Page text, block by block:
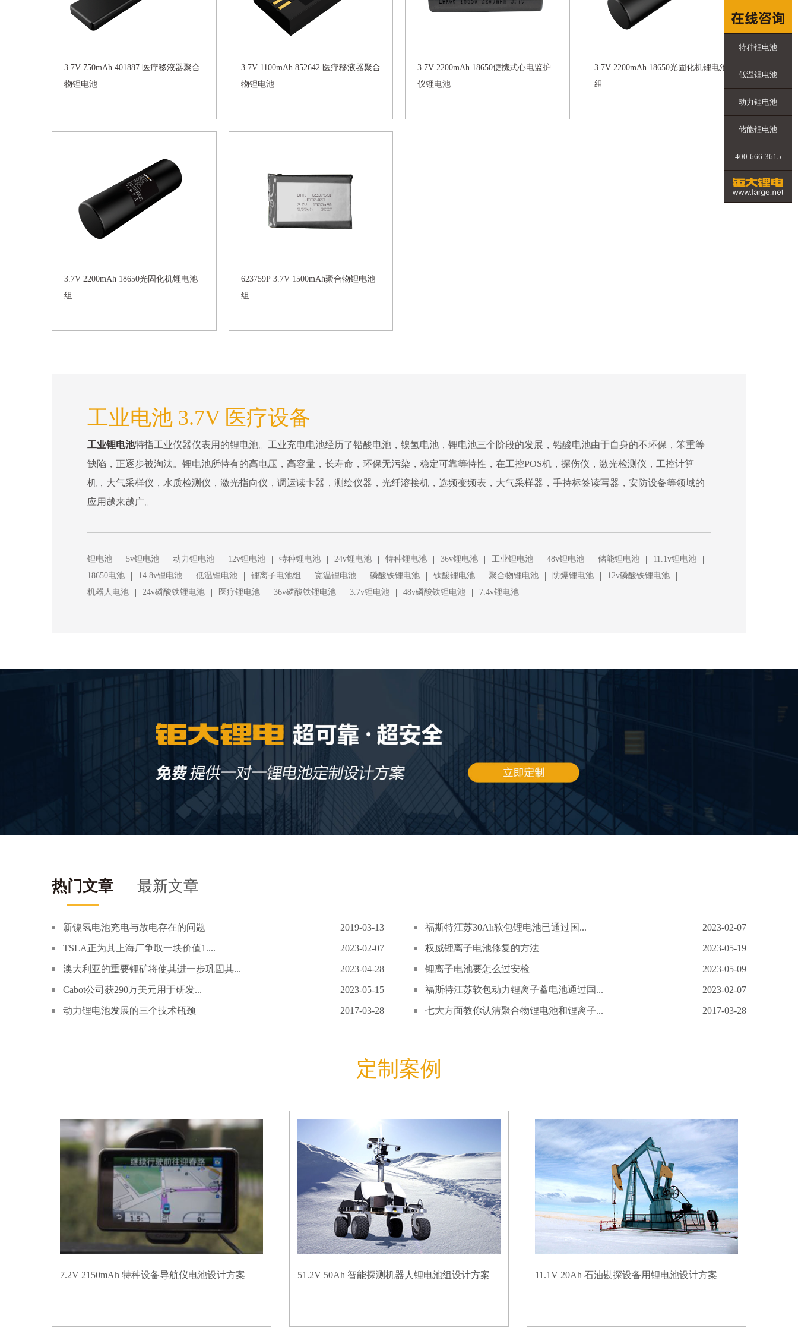
3.7V 750mAh 401887 医疗移液器聚合
物锂电池
3.7V 1100mAh 852642 医疗移液器聚合
物锂电池
3.7V 2200mAh 18650便携式心电监护
仪锂电池
3.7V 2200mAh 18650光固化机锂电池
组
3.7V 2200mAh 18650光固化机锂电池
组
623759P 3.7V 1500mAh聚合物锂电池
组
工业电池 3.7V 医疗设备
工业锂电池特指工业仪器仪表用的锂电池。工业充电电池经历了铅酸电池，镍氢电池，锂电池三个阶段的发展，铅酸电池由于自身的不环保，笨重等
缺陷，正逐步被淘汰。锂电池所特有的高电压，高容量，长寿命，环保无污染，稳定可靠等特性，在工控POS机，探伤仪，激光检测仪，工控计算
机，大气采样仪，水质检测仪，激光指向仪，调运读卡器，测绘仪器，光纤溶接机，选频变频表，大气采样器，手持标签读写器，安防设备等领域的
应用越来越广。
锂电池 | 5v锂电池 | 动力锂电池 | 12v锂电池 | 特种锂电池 | 24v锂电池 | 特种锂电池 | 36v锂电池 | 工业锂电池 | 48v锂电池 | 储能锂电池 | 11.1v锂电池 |
18650电池 | 14.8v锂电池 | 低温锂电池 | 锂离子电池组 | 宽温锂电池 | 磷酸铁锂电池 | 钛酸锂电池 | 聚合物锂电池 | 防爆锂电池 | 12v磷酸铁锂电池 |
机器人电池 | 24v磷酸铁锂电池 | 医疗锂电池 | 36v磷酸铁锂电池 | 3.7v锂电池 | 48v磷酸铁锂电池 | 7.4v锂电池
热门文章 最新文章
新镍氢电池充电与放电存在的问题 2019-03-13 福斯特江苏30Ah软包锂电池已通过国... 2023-02-07
TSLA正为其上海厂争取一块价值1.... 2023-02-07 权威锂离子电池修复的方法 2023-05-19
澳大利亚的重要锂矿将使其进一步巩固其... 2023-04-28 锂离子电池要怎么过安检 2023-05-09
Cabot公司获290万美元用于研发... 2023-05-15 福斯特江苏软包动力锂离子蓄电池通过国... 2023-02-07
动力锂电池发展的三个技术瓶颈 2017-03-28 七大方面教你认清聚合物锂电池和锂离子... 2017-03-28
定制案例
7.2V 2150mAh 特种设备导航仪电池设计方案 51.2V 50Ah 智能探测机器人锂电池组设计方案 11.1V 20Ah 石油勘探设备用锂电池设计方案
特种锂电池
低温锂电池
动力锂电池
储能锂电池
400-666-3615